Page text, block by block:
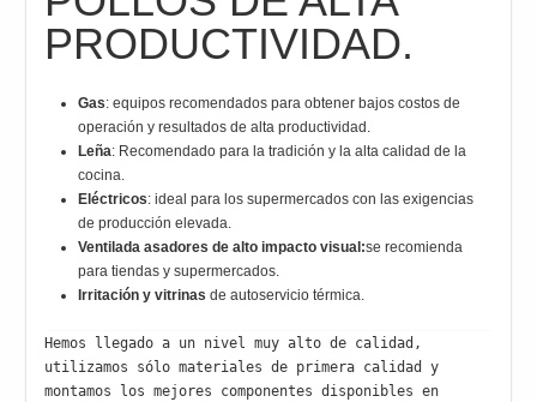
PRODUCTIVIDAD.
Gas: equipos recomendados para obtener bajos costos de
operación y resultados de alta productividad.
Leña: Recomendado para la tradición y la alta calidad de la
cocina.
Eléctricos: ideal para los supermercados con las exigencias
de producción elevada.
Ventilada asadores de alto impacto visual:se recomienda
para tiendas y supermercados.
Irritación y vitrinas de autoservicio térmica.
Hemos llegado a un nivel muy alto de calidad,
utilizamos sólo materiales de primera calidad y
montamos los mejores componentes disponibles en